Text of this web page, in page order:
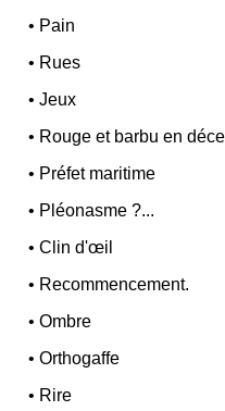
• Pain
• Rues
•Jeux
• Rouge et barbu en
• Préfet maritime
• Pléonasme ?...
•Clin d'œil
• Recommencement.
•Ombre
•Orthogaffe
• Rire